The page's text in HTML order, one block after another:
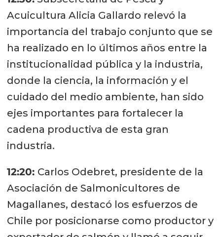
Acuicultura Alicia Gallardo relevó la
importancia del trabajo conjunto que se
ha realizado en lo últimos años entre la
institucionalidad pública y la industria,
donde la ciencia, la información y el
cuidado del medio ambiente, han sido
ejes importantes para fortalecer la
cadena productiva de esta gran
industria.
12:20: Carlos Odebret, presidente de la
Asociación de Salmonicultores de
Magallanes, destacó los esfuerzos de
Chile por posicionarse como productor y